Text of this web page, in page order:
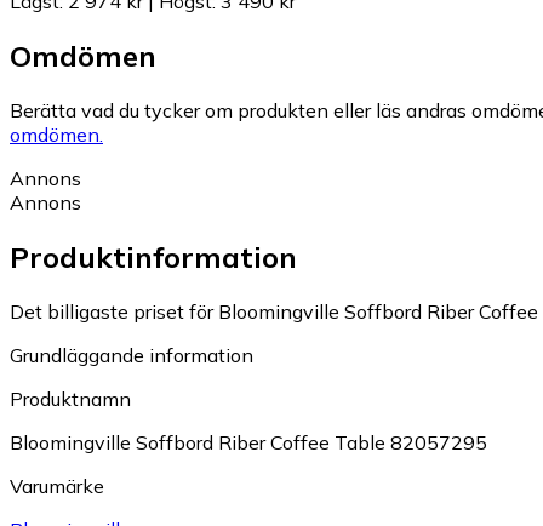
Omdömen
Berätta vad du tycker om produkten eller läs andras
omdömen.
Annons
Annons
Produktinformation
Det billigaste priset för Bloomingville Soffbord Riber
Grundläggande information
Produktnamn
Bloomingville Soffbord Riber Coffee Table 82057295
Varumärke